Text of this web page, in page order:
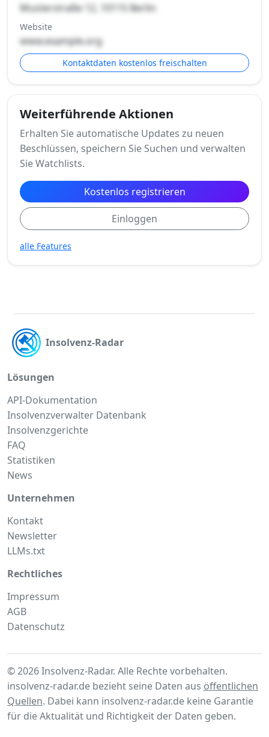
Musterstraße 12, 10115 Berlin
Website
www.example.org
Kontaktdaten kostenlos freischalten
Weiterführende Aktionen
Erhalten Sie automatische Updates zu neuen
Beschlüssen, speichern Sie Suchen und verwalten
Sie Watchlists.
Kostenlos registrieren
Einloggen
alle Features
Insolvenz-Radar
Lösungen
API-Dokumentation
Insolvenzverwalter Datenbank
Insolvenzgerichte
FAQ
Statistiken
News
Unternehmen
Kontakt
Newsletter
LLMs.txt
Rechtliches
Impressum
AGB
Datenschutz
© 2026 Insolvenz-Radar. Alle Rechte vorbehalten.
insolvenz-radar.de bezieht seine Daten aus öffentlichen
Quellen. Dabei kann insolvenz-radar.de keine Garantie
für die Aktualität und Richtigkeit der Daten geben.